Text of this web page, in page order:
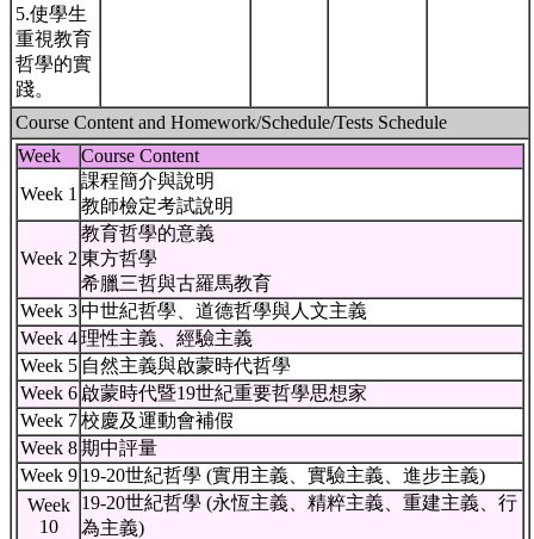
5.使學生
重視教育
哲學的實
踐。
Course Content and Homework/Schedule/Tests Schedule
Week
Course Content
Week 1
課程簡介與說明
教師檢定考試說明
Week 2
教育哲學的意義
東方哲學
希臘三哲與古羅馬教育
Week 3 中世紀哲學、道德哲學與人文主義
Week 4 理性主義、經驗主義
Week 5 自然主義與啟蒙時代哲學
Week 6 啟蒙時代暨19世紀重要哲學思想家
Week 7 校慶及運動會補假
Week 8 期中評量
Week 9 19-20世紀哲學 (實用主義、實驗主義、進步主義)
Week
10
19-20世紀哲學 (永恆主義、精粹主義、重建主義、行
為主義)